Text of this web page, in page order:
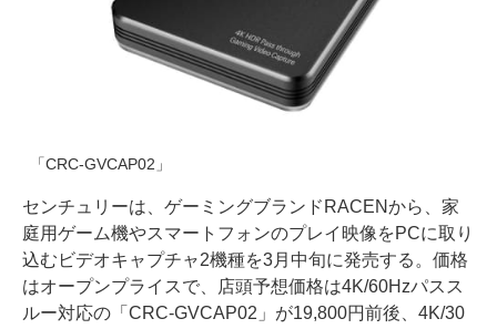
「CRC-GVCAP02」
センチュリーは、ゲーミングブランドRACENから、家
庭用ゲーム機やスマートフォンのプレイ映像をPCに取り
込むビデオキャプチャ2機種を3月中旬に発売する。価格
はオープンプライスで、店頭予想価格は4K/60Hzパスス
ルー対応の「CRC-GVCAP02」が19,800円前後、4K/30